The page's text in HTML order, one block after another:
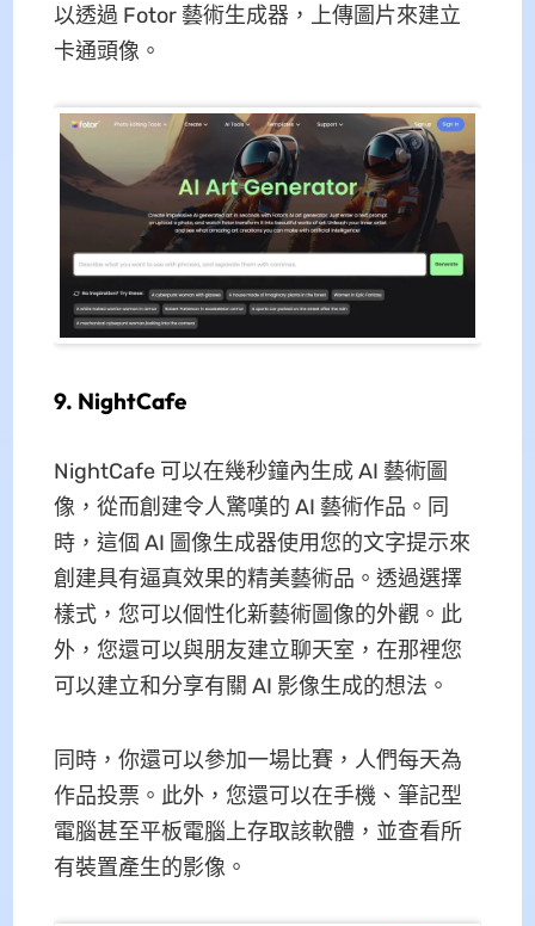
以透過 Fotor 藝術生成器，上傳圖片來建立
卡通頭像。
9. NightCafe
NightCafe 可以在幾秒鐘內生成 AI 藝術圖
像，從而創建令人驚嘆的 AI 藝術作品。同
時，這個 AI 圖像生成器使用您的文字提示來
創建具有逼真效果的精美藝術品。透過選擇
樣式，您可以個性化新藝術圖像的外觀。此
外，您還可以與朋友建立聊天室，在那裡您
可以建立和分享有關 AI 影像生成的想法。
同時，你還可以參加一場比賽，人們每天為
作品投票。此外，您還可以在手機、筆記型
電腦甚至平板電腦上存取該軟體，並查看所
有裝置產生的影像。